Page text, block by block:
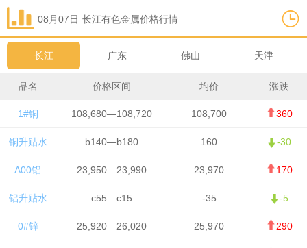
08月07日 长江有色金属价格行情
长江 广东 佛山 天津
品名 价格区间 均价 涨跌
1#铜 108,680—108,720 108,700 360
铜升贴水 b140—b180 160 -30
A00铝 23,950—23,990 23,970 170
铝升贴水 c55—c15 -35 -5
0#锌 25,920—26,020 25,970 290